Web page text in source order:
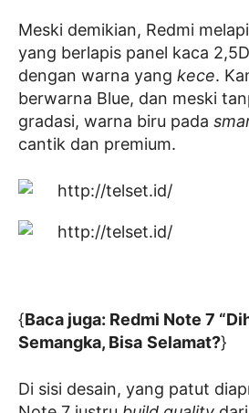
Meski demikian, Redmi
yang berlapis panel kaca
dengan warna yang kece.
berwarna Blue, dan meski
gradasi, warna biru pada
cantik dan premium.
{Baca juga: Redmi Note 7
Semangka, Bisa Selamat?}
Di sisi desain, yang patut